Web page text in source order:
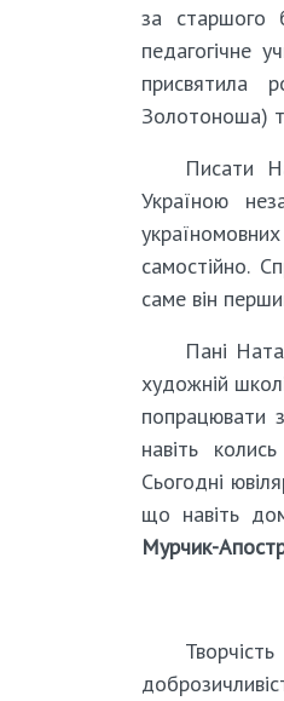
за старшого
педагогічне
присвятила
Золотоноша)
Писати
Україною
самостійно.
саме він
Пані
художній
попрацювати
навіть
Сьогодні
що навіть
Мурчик-